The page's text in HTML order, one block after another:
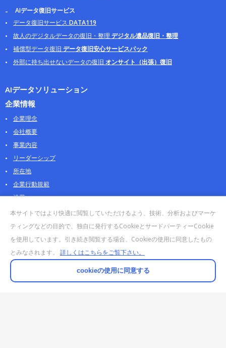
AIデータ復旧サービス
データ復旧サービス DATA119
故人のデジタルデータの復旧・整理デジタル遺品復旧・整理
補償型データ復旧 データ復旧安心サービスパック
外部に持ち出せないデータの復旧 オンサイト（出張）復旧
AIデータソリューション
企業情報
企業理念
会社概要
事業内容
リーダーシップ
所在地
企業行動規範
沿革
採用情報
パートナー
お問合せ・販売
法人お問合せについて
AOSストア
本サイトではより快適に閲覧していただけるよう、技術、分析およびマーケ
ティングなどの目的で、独自に発行するCookieとサードパーティーCookie
を使用しています。引き続き閲覧する場合、Cookieの使用に同意したもの
とみなされます。 詳しくはこちらをご覧下さい。
cookieの使用に同意する